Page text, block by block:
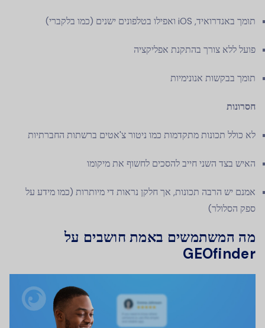
תומך באנדרואיד, iOS ואפילו בטלפונים ישנים (כמו בלקברי)
פועל ללא צורך בהתקנת אפליקציה
תומך בבקשות אנונימיות
חסרונות
לא כולל תכונות מתקדמות כמו ניטור צ'אטים ברשתות החברתיות
האיש בצד השני חייב להסכים לחשוף את מיקומו
אמנם יש הרבה תכונות, אך חלקן נראות די מיותרות (כמו מידע על
ספק הסלולר)
מה המשתמשים באמת חושבים על
GEOfinder